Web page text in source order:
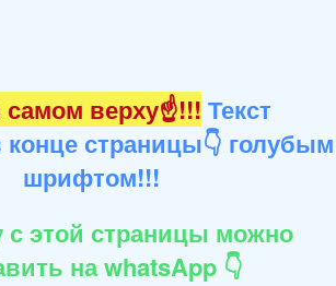
верху☝!!! Текст
страницы👇 голубым
шрифтом!!!
с этой страницы можно
на whatsApp 👇